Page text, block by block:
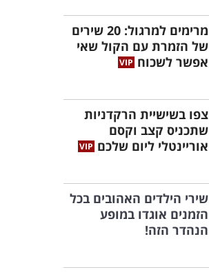
מרימים למרגול: 20 שירים
של הזמרת עם הקול שאי
אפשר לשכוח
צפו בשישיית הרקדניות
שתכניס קצב וקסם
אוריינטלי ליום שלכם
שירי הילדים האהובים בכל
הזמנים אוגדו במופע
הנהדר הזה!